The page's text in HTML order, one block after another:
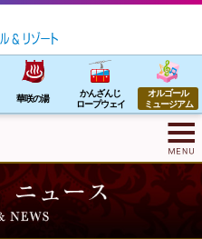
華咲の湯
かんざんじ
ロープウェイ
オルゴール
ミュージアム